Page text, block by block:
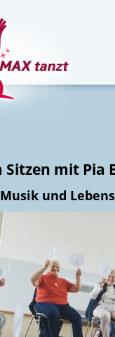
Sitzen mit
und